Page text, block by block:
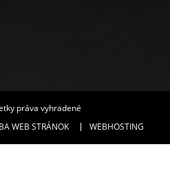
práva vyhradené
WEB STRÁNOK WEBHOSTING